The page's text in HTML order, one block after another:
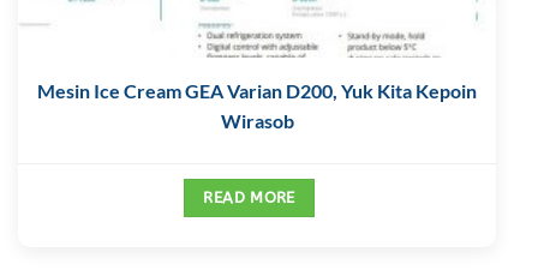
Mesin Ice Cream GEA Varian D200, Yuk Kita Kepoin
Wirasob
READ MORE